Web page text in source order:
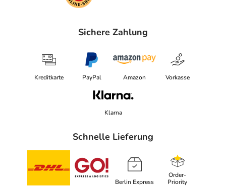
Sichere Zahlung
Kreditkarte PayPal Amazon Vorkasse
Klarna
Schnelle Lieferung
Berlin Express
Order-
Priority